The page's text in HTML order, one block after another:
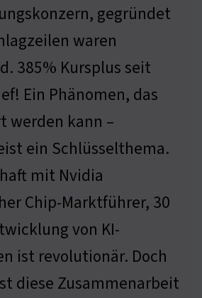
gegründet
waren
385% Kursplus seit
Ein Phänomen, das
werden kann –
ein Schlüsselthema.
mit Nvidia
Chip-Marktführer, 30
von KI-
ist revolutionär. Doch
diese Zusammenarbeit